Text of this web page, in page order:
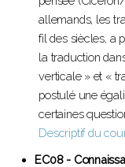
allemands, les
fil des siècles, a
la traduction
verticale » et «
postulé une
certaines
Descriptif du
EC08 -